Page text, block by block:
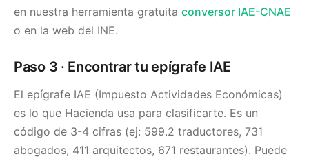
en nuestra herramienta gratuita conversor IAE-CNAE
o en la web del INE.
Paso 3 · Encontrar tu epígrafe IAE
El epígrafe IAE (Impuesto Actividades Económicas)
es lo que Hacienda usa para clasificarte. Es un
código de 3-4 cifras (ej: 599.2 traductores, 731
abogados, 411 arquitectos, 671 restaurantes). Puede